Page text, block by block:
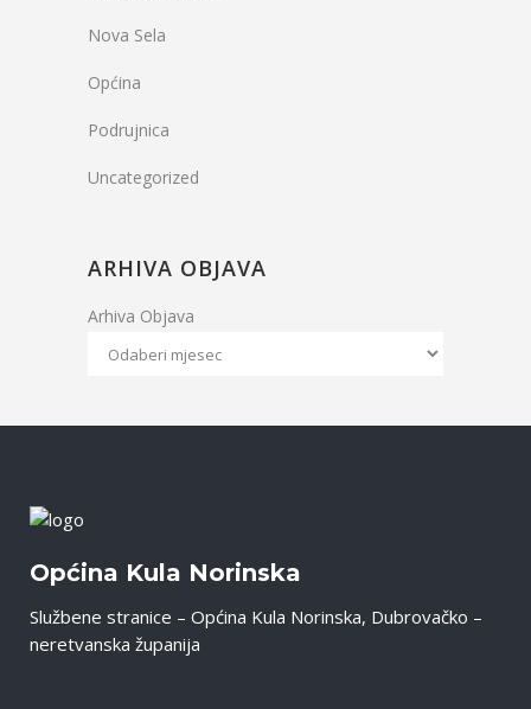
Nova Sela
Općina
Podrujnica
Uncategorized
ARHIVA OBJAVA
Arhiva Objava
Općina Kula Norinska
Službene stranice – Općina Kula Norinska, Dubrovačko –
neretvanska županija